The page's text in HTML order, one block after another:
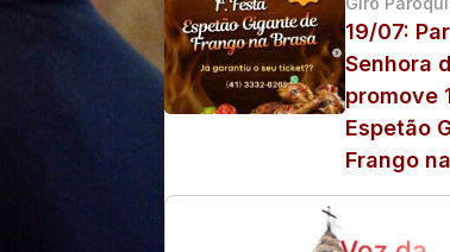
19/07:
Senhora
promove
Espetão
Frango